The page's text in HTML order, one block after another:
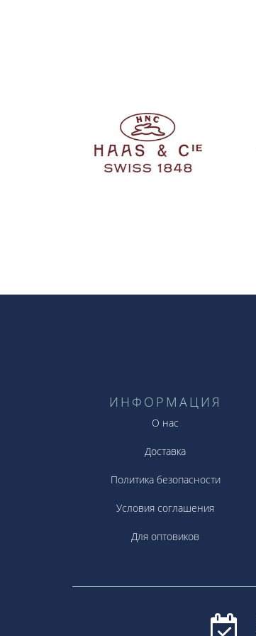
ИНФОРМАЦИЯ
О нас
Доставка
Политика безопасности
Условия соглашения
Для оптовиков